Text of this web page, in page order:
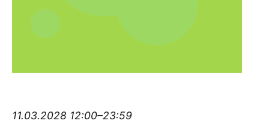
11.03.2028 12:00–23:59